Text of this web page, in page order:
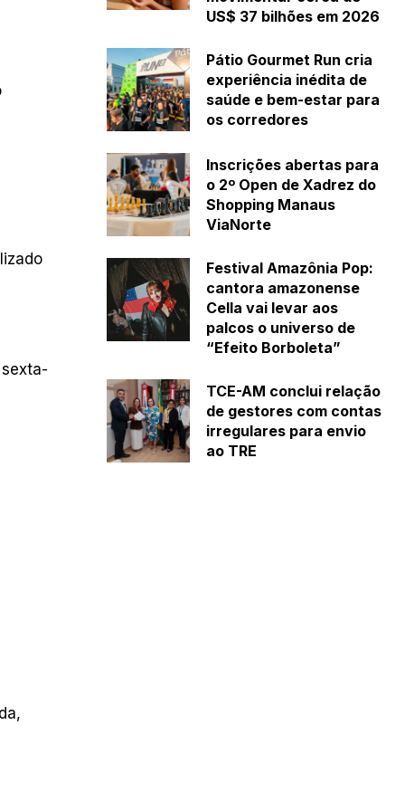
US$ 37 bilhões em 2026
Pátio Gourmet Run cria
experiência inédita de
saúde e bem-estar para
os corredores
Inscrições abertas para
o 2º Open de Xadrez do
Shopping Manaus
ViaNorte
Festival Amazônia Pop:
cantora amazonense
Cella vai levar aos
palcos o universo de
“Efeito Borboleta”
TCE-AM conclui relação
de gestores com contas
irregulares para envio
ao TRE